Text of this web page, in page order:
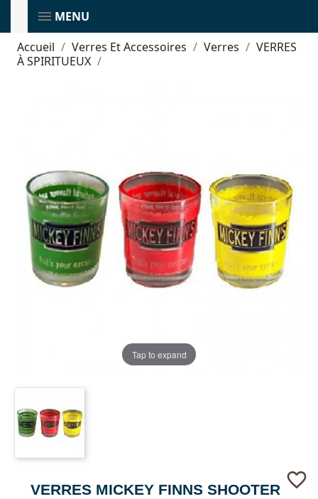
MENU
Accueil
Verres Et Accessoires Verres
VERRES
À SPIRITUEUX
Tap to expand
VERRES MICKEY FINNS SHOOTER favorite_border